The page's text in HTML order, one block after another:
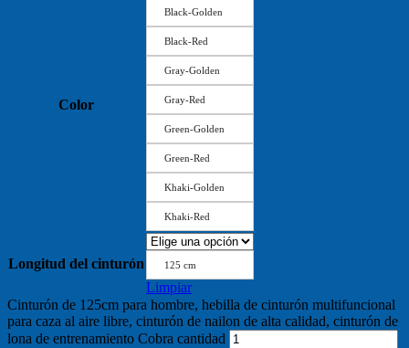
Color
Black-Golden
Black-Red
Gray-Golden
Gray-Red
Green-Golden
Green-Red
Khaki-Golden
Khaki-Red
Longitud del cinturón 125 cm
Limpiar
Cinturón de 125cm para hombre, hebilla de cinturón multifuncional
para caza al aire libre, cinturón de nailon de alta calidad, cinturón de
lona de entrenamiento Cobra cantidad